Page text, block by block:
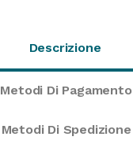
Descrizione
Metodi Di Pagamento
Metodi Di Spedizione